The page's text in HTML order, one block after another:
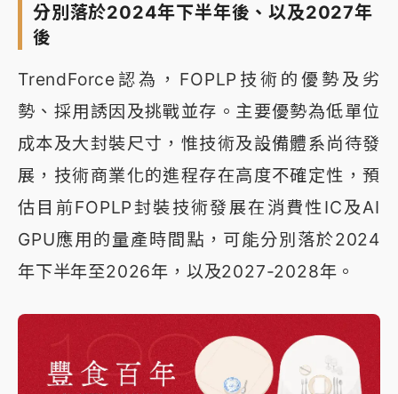
分別落於2024年下半年後、以及2027年
後
TrendForce認為，FOPLP技術的優勢及劣
勢、採用誘因及挑戰並存。主要優勢為低單位
成本及大封裝尺寸，惟技術及設備體系尚待發
展，技術商業化的進程存在高度不確定性，預
估目前FOPLP封裝技術發展在消費性IC及AI
GPU應用的量產時間點，可能分別落於2024
年下半年至2026年，以及2027-2028年。